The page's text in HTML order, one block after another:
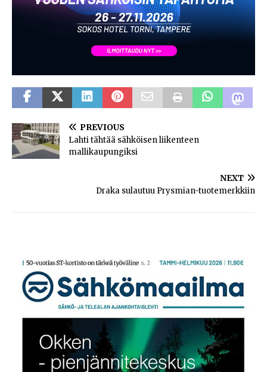
PREVIOUS
Lahti tähtää sähköisen liikenteen
mallikaupungiksi
NEXT
Draka sulautuu Prysmian-tuotemerkkiin